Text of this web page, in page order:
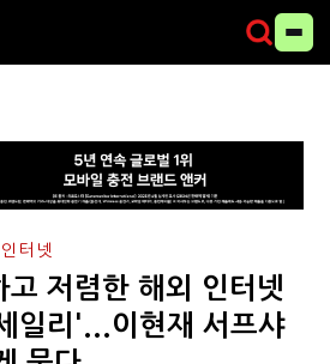
인터넷
고 저렴한 해외 인터넷
일리'...이현재 서프샤